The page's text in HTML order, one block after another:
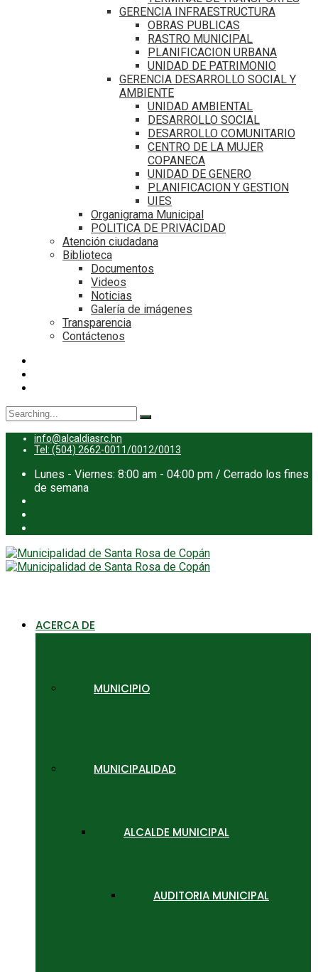
GERENCIA INFRAESTRUCTURA
OBRAS PUBLICAS
RASTRO MUNICIPAL
PLANIFICACION URBANA
UNIDAD DE PATRIMONIO
GERENCIA DESARROLLO SOCIAL Y
AMBIENTE
UNIDAD AMBIENTAL
DESARROLLO SOCIAL
DESARROLLO COMUNITARIO
CENTRO DE LA MUJER
COPANECA
UNIDAD DE GENERO
PLANIFICACION Y GESTION
UIES
Organigrama Municipal
POLITICA DE PRIVACIDAD
Atención ciudadana
Biblioteca
Documentos
Videos
Noticias
Galería de imágenes
Transparencia
Contáctenos
Search
for:
info@alcaldiasrc.hn
Tel: (504) 2662-0011/0012/0013
Lunes - Viernes: 8:00 am - 04:00 pm / Cerrado los fines
de semana
ACERCA DE
MUNICIPIO
MUNICIPALIDAD
ALCALDE MUNICIPAL
AUDITORIA MUNICIPAL